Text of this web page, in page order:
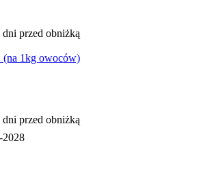
dni przed obniżką
(na 1kg owoców)
dni przed obniżką
2028